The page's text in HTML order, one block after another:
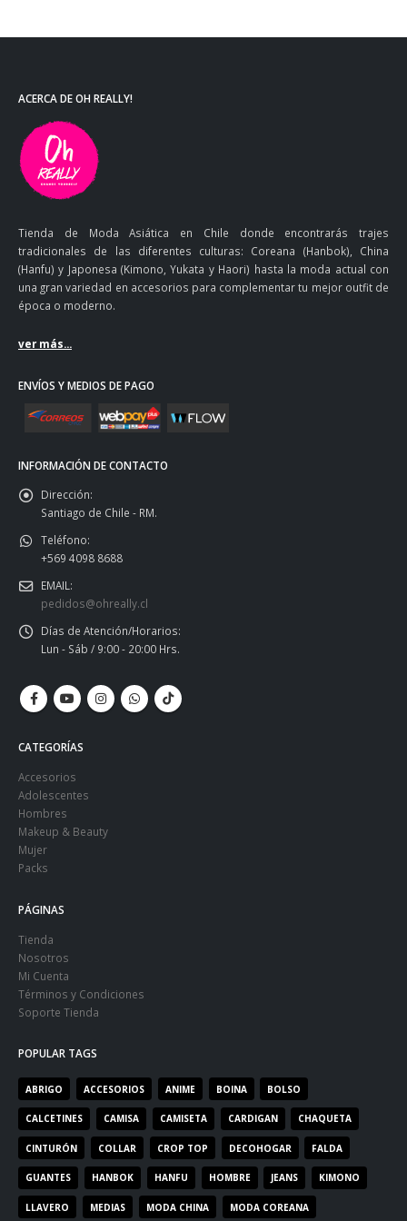
ACERCA DE OH REALLY!
Tienda de Moda Asiática en Chile donde encontrarás trajes
tradicionales de las diferentes culturas: Coreana (Hanbok), China
(Hanfu) y Japonesa (Kimono, Yukata y Haori) hasta la moda actual con
una gran variedad en accesorios para complementar tu mejor outfit de
época o moderno.
ver más...
ENVÍOS Y MEDIOS DE PAGO
INFORMACIÓN DE CONTACTO
Dirección:
Santiago de Chile - RM.
Teléfono:
+569 4098 8688
EMAIL:
pedidos@ohreally.cl
Días de Atención/Horarios:
Lun - Sáb / 9:00 - 20:00 Hrs.
CATEGORÍAS
Accesorios
Adolescentes
Hombres
Makeup & Beauty
Mujer
Packs
PÁGINAS
Tienda
Nosotros
Mi Cuenta
Términos y Condiciones
Soporte Tienda
POPULAR TAGS
ABRIGO ACCESORIOS ANIME BOINA BOLSO
CALCETINES CAMISA CAMISETA CARDIGAN CHAQUETA
CINTURÓN COLLAR CROP TOP DECOHOGAR FALDA
GUANTES HANBOK HANFU HOMBRE JEANS KIMONO
LLAVERO MEDIAS MODA CHINA MODA COREANA